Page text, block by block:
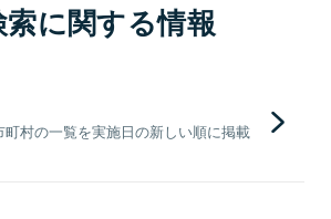
に関する情報
村の一覧を実施日の新しい順に掲載